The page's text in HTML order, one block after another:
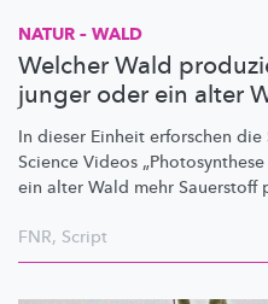
NATUR – WALD
Welcher Wald
junger oder ein alter
In dieser Einheit erforschen
Science Videos „Photosynthese
ein alter Wald mehr Sauerstoff
FNR, Script